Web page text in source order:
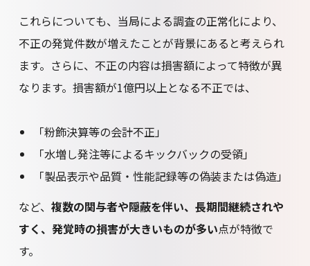
これらについても、当局による調査の正常化により、
不正の発覚件数が増えたことが背景にあると考えられ
ます。さらに、不正の内容は損害額によって特徴が異
なります。損害額が1億円以上となる不正では、
「粉飾決算等の会計不正」
「水増し発注等によるキックバックの受領」
「製品表示や品質・性能記録等の偽装または偽造」
など、 複数の関与者や隠蔽を伴い、長期間継続されや
すく、発覚時の損害が大きいものが多い点が特徴で
す。